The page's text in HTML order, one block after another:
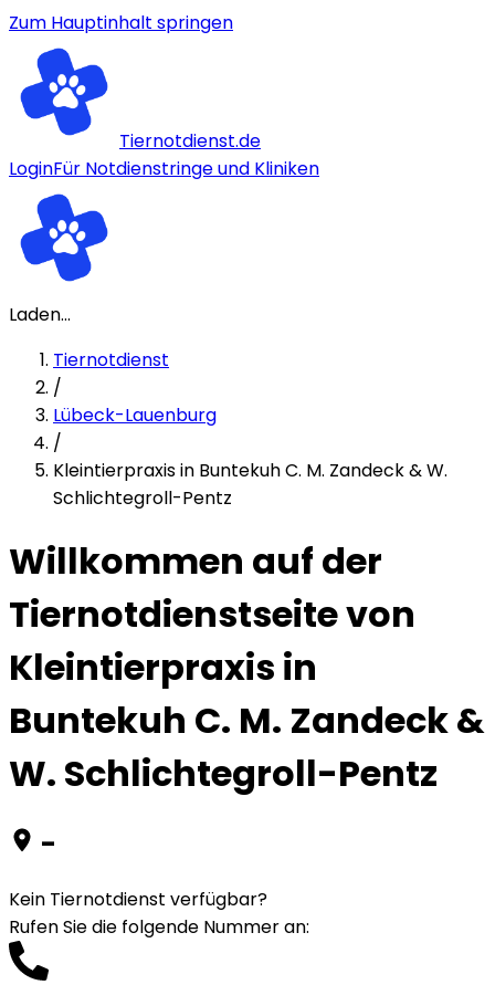
Zum Hauptinhalt springen
Tiernotdienst.de
LoginFür Notdienstringe und Kliniken
Laden...
Tiernotdienst
/
Lübeck-Lauenburg
/
Kleintierpraxis in Buntekuh C. M. Zandeck & W.
Schlichtegroll-Pentz
Willkommen auf der
Tiernotdienstseite von
Kleintierpraxis in
Buntekuh C. M. Zandeck &
W. Schlichtegroll-Pentz
-
Kein Tiernotdienst verfügbar?
Rufen Sie die folgende Nummer an: